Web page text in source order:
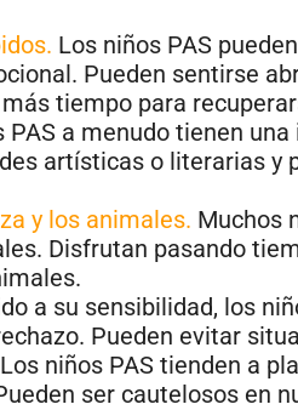
Los niños PAS
Pueden sentirse
tiempo para
PAS a menudo tienen
artísticas o literarias y
y los animales. Muchos
Disfrutan pasando
a su sensibilidad, los
Pueden evitar
Los niños PAS tienden a
ser cautelosos en